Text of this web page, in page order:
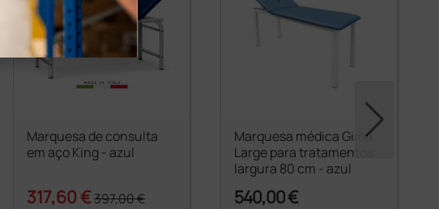
Marquesa de consulta
em aço King - azul
317,60 €397,00 €
Marquesa médica Gima
Large para tratamentos
largura 80 cm - azul
540,00 €